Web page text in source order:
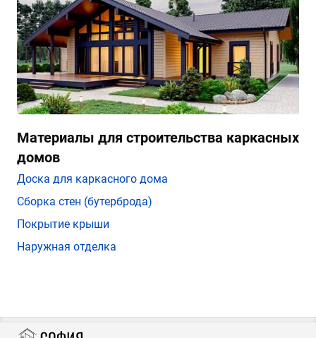
Материалы для строительства каркасных
домов
Доска для каркасного дома
Сборка стен (бутерброда)
Покрытие крыши
Наружная отделка